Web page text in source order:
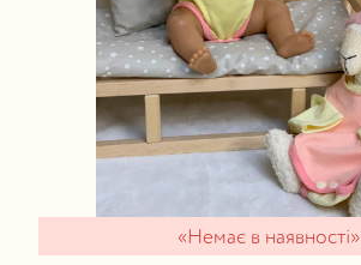
«Немає в наявності»